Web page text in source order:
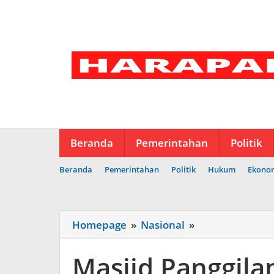
Beranda Pemerintahan Politik
Beranda Pemerintahan Politik Hukum
Homepage » Nasional »
Panggilan
Direvitalisasi,
Masjid